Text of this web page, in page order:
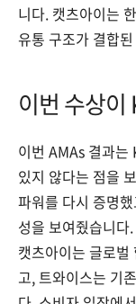
니다. 캣츠아이는
유통 구조가 결합
이번 수상이
이번 AMAs 결과는
있지 않다는 점을
파워를 다시 증명
성을 보여줬습니다.
캣츠아이는 글로벌
고, 트와이스는 기